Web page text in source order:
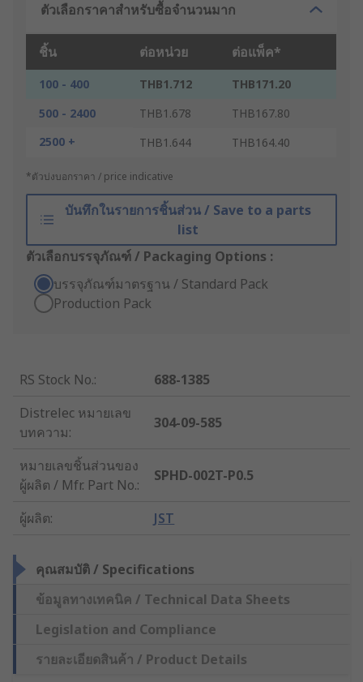
ตัวเลือกราคาสำหรับซื้อจำนวนมาก
ชิ้น ต่อหน่วย ต่อแพ็ค*
100 - 400 THB1.712
THB171.20
500 - 2400
THB1.678
THB167.80
2500 +
THB1.644 THB164.40
*ตัวบ่งบอกราคา / price indicative
บันทึกในรายการชิ้นส่วน / Save to a parts
list
ตัวเลือกบรรจุภัณฑ์ / Packaging Options :
บรรจุภัณฑ์มาตรฐาน / Standard Pack
Production Pack
RS Stock No.:
688-1385
Distrelec หมายเลข
บทความ:
304-09-585
หมายเลขชิ้นส่วนของ
ผู้ผลิต / Mfr. Part No.:
SPHD-002T-P0.5
ผู้ผลิต: JST
คุณสมบัติ / Specifications
ข้อมูลทางเทคนิค / Technical Data Sheets
Legislation and Compliance
รายละเอียดสินค้า / Product Details